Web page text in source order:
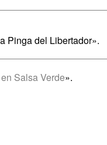
Pinga del Libertador».
Salsa Verde».